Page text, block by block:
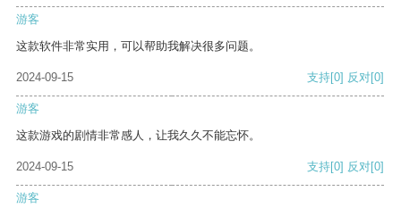
游客
这款软件非常实用，可以帮助我解决很多问题。
2024-09-15 支持[0] 反对[0]
游客
这款游戏的剧情非常感人，让我久久不能忘怀。
2024-09-15 支持[0] 反对[0]
游客